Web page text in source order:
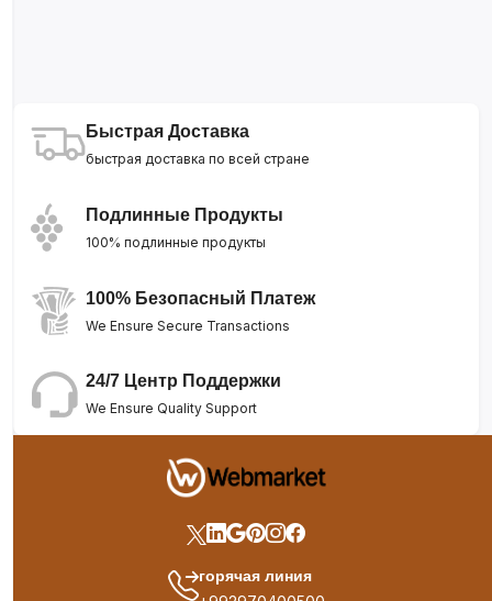
Быстрая Доставка
быстрая доставка по всей стране
Подлинные Продукты
100% подлинные продукты
100% Безопасный Платеж
We Ensure Secure Transactions
24/7 Центр Поддержки
We Ensure Quality Support
горячая линия